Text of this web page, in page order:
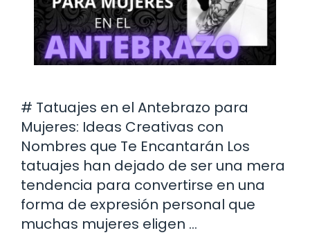
# Tatuajes en el Antebrazo para
Mujeres: Ideas Creativas con
Nombres que Te Encantarán Los
tatuajes han dejado de ser una mera
tendencia para convertirse en una
forma de expresión personal que
muchas mujeres eligen …